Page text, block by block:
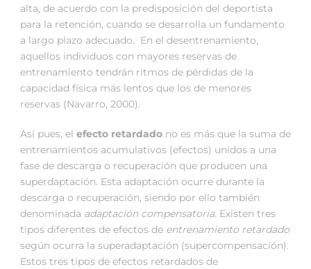
alta, de acuerdo con la predisposición del deportista
para la retención, cuando se desarrolla un fundamento
a largo plazo adecuado. En el desentrenamiento,
aquellos individuos con mayores reservas de
entrenamiento tendrán ritmos de pérdidas de la
capacidad física más lentos que los de menores
reservas (Navarro, 2000).
Así pues, el efecto retardado no es más que la suma de
entrenamientos acumulativos (efectos) unidos a una
fase de descarga o recuperación que producen una
superdaptación. Esta adaptación ocurre durante la
descarga o recuperación, siendo por ello también
denominada adaptación compensatoria. Existen tres
tipos diferentes de efectos de entrenamiento retardado
según ocurra la superadaptación (supercompensación).
Estos tres tipos de efectos retardados de